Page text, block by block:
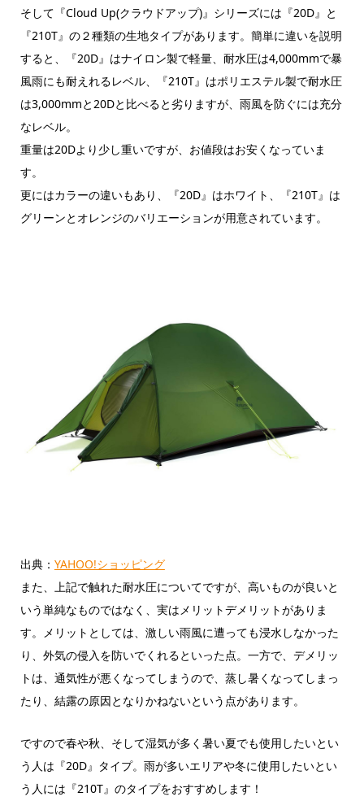
そして『Cloud Up(クラウドアップ)』シリーズには『20D』と
『210T』の２種類の生地タイプがあります。簡単に違いを説明
すると、『20D』はナイロン製で軽量、耐水圧は4,000mmで暴
風雨にも耐えれるレベル、『210T』はポリエステル製で耐水圧
は3,000mmと20Dと比べると劣りますが、雨風を防ぐには充分
なレベル。
重量は20Dより少し重いですが、お値段はお安くなっていま
す。
更にはカラーの違いもあり、『20D』はホワイト、『210T』は
グリーンとオレンジのバリエーションが用意されています。
出典： YAHOO!ショッピング
また、上記で触れた耐水圧についてですが、高いものが良いと
いう単純なものではなく、実はメリットデメリットがありま
す。メリットとしては、激しい雨風に遭っても浸水しなかった
り、外気の侵入を防いでくれるといった点。一方で、デメリッ
トは、通気性が悪くなってしまうので、蒸し暑くなってしまっ
たり、結露の原因となりかねないという点があります。
ですので春や秋、そして湿気が多く暑い夏でも使用したいとい
う人は『20D』タイプ。雨が多いエリアや冬に使用したいとい
う人には『210T』のタイプをおすすめします！